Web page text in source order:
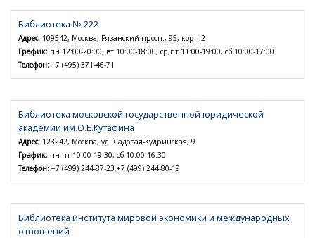
Библиотека № 222
Адрес: 109542, Москва, Рязанский просп., 95, корп.2
График: пн 12:00-20:00, вт 10:00-18:00, ср,пт 11:00-19:00, сб 10:00-17:00
Телефон: +7 (495) 371-46-71
Библиотека московской государственной юридической
академии им.О.Е.Кутафина
Адрес: 123242, Москва, ул. Садовая-Кудринская, 9
График: пн-пт 10:00-19:30, сб 10:00-16:30
Телефон: +7 (499) 244-87-23,+7 (499) 244-80-19
Библиотека института мировой экономики и международных
отношений